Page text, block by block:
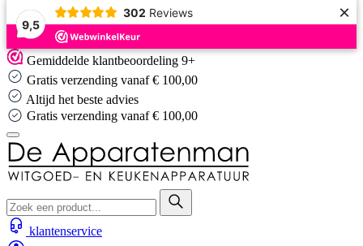
9,5
302 Reviews ×
Skip
to
content
Gemiddelde klantbeoordeling 9+
Gratis verzending vanaf € 100,00
Altijd het beste advies
Altijd het beste advies
…
klantenservice